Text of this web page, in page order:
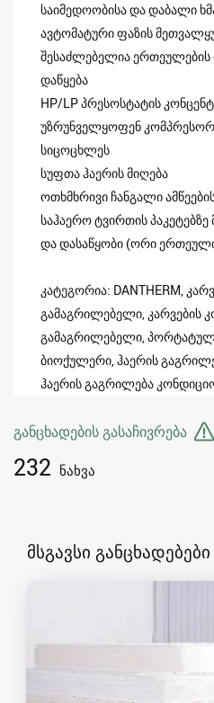
საიმედოობისა და დაბალი
ავტომატური ფაზის
შესაძლებელია
დაწყება
HP/LP პრესოსტატის
უზრუნველყოფენ
სიცოცხლეს
სუფთა ჰაერის მიღება
ოთხმხრივი ჩანგალი
საჰაერო ტვირთის
და დასაწყობი (ორი
კატეგორია: DANTHERM,
გამაგრილებელი, კარვების
გამაგრილებელი,
ბიოქულერი, ჰაერის
ჰაერის გაგრილება
განცხადების გასაჩივრება
232 ნახვა
მსგავსი განცხადებები